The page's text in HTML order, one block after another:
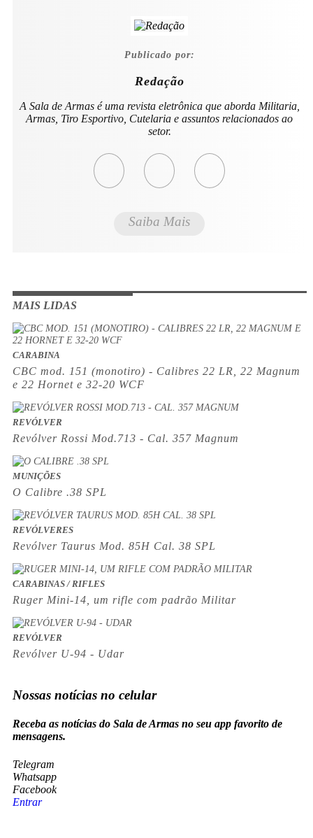
Publicado por:
Redação
A Sala de Armas é uma revista eletrônica que aborda Militaria,
Armas, Tiro Esportivo, Cutelaria e assuntos relacionados ao
setor.
Saiba Mais
MAIS LIDAS
CARABINA
CBC mod. 151 (monotiro) - Calibres 22 LR, 22 Magnum
e 22 Hornet e 32-20 WCF
REVÓLVER
Revólver Rossi Mod.713 - Cal. 357 Magnum
MUNIÇÕES
O Calibre .38 SPL
REVÓLVERES
Revólver Taurus Mod. 85H Cal. 38 SPL
CARABINAS / RIFLES
Ruger Mini-14, um rifle com padrão Militar
REVÓLVER
Revólver U-94 - Udar
Nossas notícias no celular
Receba as notícias do Sala de Armas no seu app favorito de
mensagens.
Telegram
Whatsapp
Facebook
Entrar